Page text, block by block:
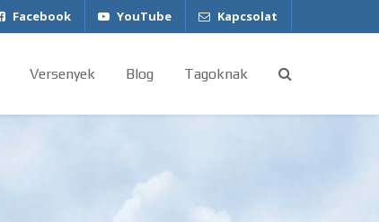
Facebook YouTube Kapcsolat
Versenyek Blog Tagoknak